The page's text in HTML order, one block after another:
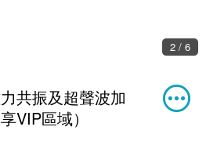
2 / 6
共振及超聲波加
VIP區域）